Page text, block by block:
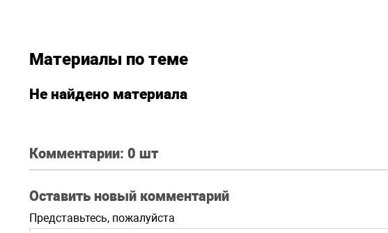
Материалы по теме
Не найдено материала
Комментарии: 0 шт
Оставить новый комментарий
Представьтесь, пожалуйста